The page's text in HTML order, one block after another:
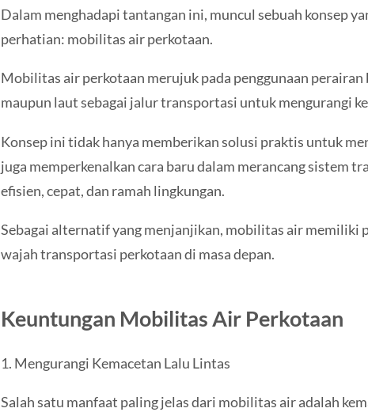
Dalam menghadapi tantangan ini, muncul sebuah konsep
perhatian: mobilitas air perkotaan.
Mobilitas air perkotaan merujuk pada penggunaan perairan
maupun laut sebagai jalur transportasi untuk mengurangi
Konsep ini tidak hanya memberikan solusi praktis untuk
juga memperkenalkan cara baru dalam merancang sistem
efisien, cepat, dan ramah lingkungan.
Sebagai alternatif yang menjanjikan, mobilitas air memiliki
wajah transportasi perkotaan di masa depan.
Keuntungan Mobilitas Air Perkotaan
1. Mengurangi Kemacetan Lalu Lintas
Salah satu manfaat paling jelas dari mobilitas air adalah